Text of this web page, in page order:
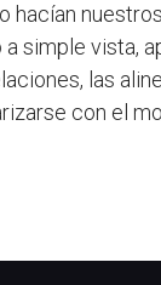
hacían
simple vista,
las
con el